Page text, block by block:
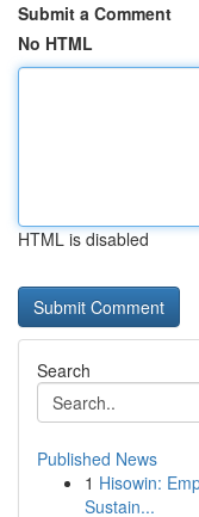
Submit a Comment
No HTML
HTML is disabled
Search
Published News
1 Hisowin:
Sustain...